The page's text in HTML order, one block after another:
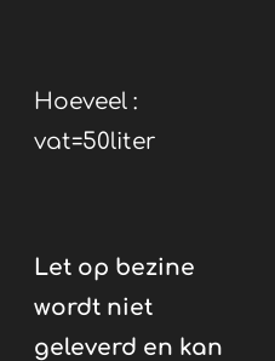
Hoeveel :
vat=50liter
Let op bezine
wordt niet
geleverd en kan